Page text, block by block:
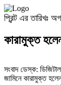
প্রিন্ট এর
কারামুক্ত
সংবাদ ডেস্ক:
জামিনে কারামুক্ত
করা হলো সেই জাকির